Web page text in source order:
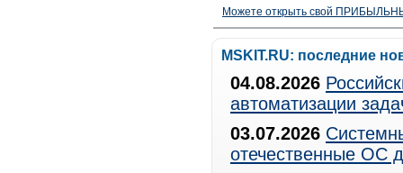
Можете открыть свой
MSKIT.RU: последние
04.08.2026
автоматизации
03.07.2026
отечественные ОС